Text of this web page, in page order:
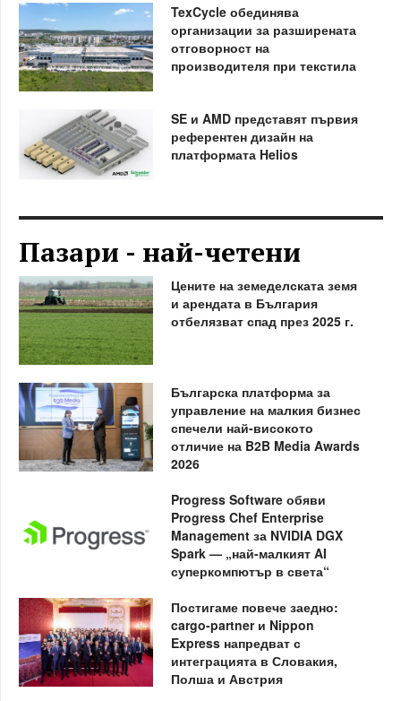
TexCycle обединява
организации за разширената
отговорност на
производителя при текстила
SE и AMD представят първия
референтен дизайн на
платформата Helios
Пазари - най-четени
Цените на земеделската земя
и арендата в България
отбелязват спад през 2025 г.
Българска платформа за
управление на малкия бизнес
спечели най-високото
отличие на B2B Media Awards
2026
Progress Software обяви
Progress Chef Enterprise
Management за NVIDIA DGX
Spark — „най-малкият AI
суперкомпютър в света“
Постигаме повече заедно:
cargo-partner и Nippon
Express напредват с
интеграцията в Словакия,
Полша и Австрия